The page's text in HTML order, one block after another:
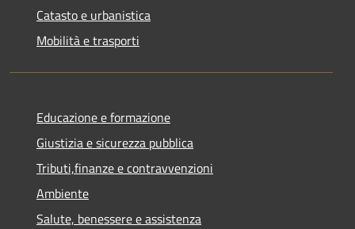
Catasto e urbanistica
Mobilità e trasporti
Educazione e formazione
Giustizia e sicurezza pubblica
Tributi,finanze e contravvenzioni
Ambiente
Salute, benessere e assistenza